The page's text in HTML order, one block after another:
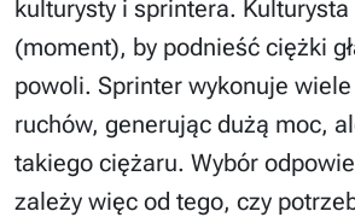
kulturysty i sprintera. Kulturysta
(moment), by podnieść ciężki
powoli. Sprinter wykonuje
ruchów, generując dużą moc,
takiego ciężaru. Wybór
zależy więc od tego, czy